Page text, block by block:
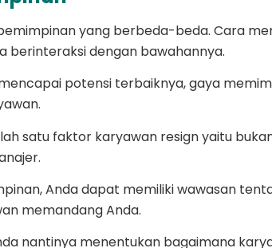
yang berbeda-beda. Cara
berinteraksi dengan bawahannya.
potensi terbaiknya, gaya
satu faktor karyawan resign yaitu
Anda dapat memiliki wawasan
memandang Anda.
nantinya menentukan bagaimana